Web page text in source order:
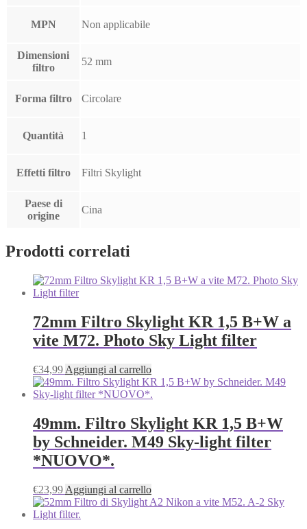
MPN Non applicabile
Dimensioni
filtro
52 mm
Forma filtro Circolare
Quantità 1
Effetti filtro Filtri Skylight
Paese di
origine
Cina
Prodotti correlati
72mm Filtro Skylight KR 1,5 B+W a
vite M72. Photo Sky Light filter
€34,99 Aggiungi al carrello
49mm. Filtro Skylight KR 1,5 B+W
by Schneider. M49 Sky-light filter
*NUOVO*.
€23,99 Aggiungi al carrello